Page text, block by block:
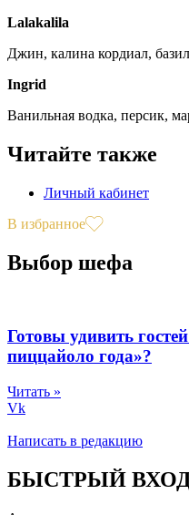
Lalakalila
Джин, калина кордиал,
Ingrid
Ванильная водка, персик,
Читайте также
Личный кабинет
В избранное
Выбор шефа
Готовы удивить
пиццайоло года»?
Читать »
Vk
Написать в редакцию
БЫСТРЫЙ